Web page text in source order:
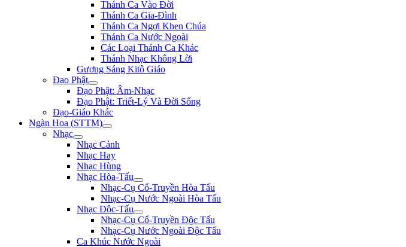
Thánh Ca Vào Đời
Thánh Ca Gia-Đình
Thánh Ca Ngợi Khen Chúa
Thánh Ca Nước Ngoài
Các Loại Thánh Ca Khác
Thánh Nhạc Không Lời
Gương Sáng Kitô Giáo
Đạo Phật
Đạo Phật: Âm-Nhạc
Đạo Phật: Triết-Lý Và Đời Sống
Đạo-Giáo Khác
Ngàn Hoa (STTM)
Nhạc
Nhạc Cảnh
Nhạc Hay
Nhạc Hùng
Nhạc Hòa-Tấu
Nhạc-Cụ Cổ-Truyền Hòa Tấu
Nhạc-Cụ Nước Ngoài Hòa Tấu
Nhạc Độc-Tấu
Nhạc-Cụ Cổ-Truyền Độc Tấu
Nhạc-Cụ Nước Ngoài Độc Tấu
Ca Khúc Nước Ngoài